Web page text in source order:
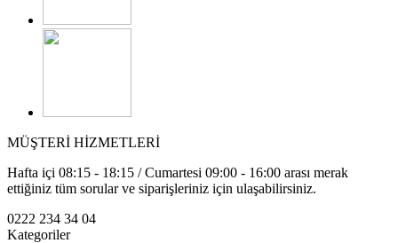
MÜŞTERİ HİZMETLERİ
Hafta içi 08:15 - 18:15 / Cumartesi 09:00 - 16:00 arası merak
ettiğiniz tüm sorular ve siparişleriniz için ulaşabilirsiniz.
0222 234 34 04
Kategoriler